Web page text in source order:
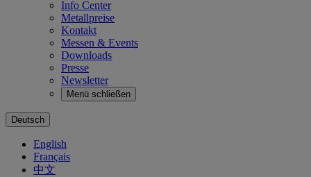
Info Center
Metallpreise
Kontakt
Messen & Events
Downloads
Presse
Newsletter
Menü schließen
Deutsch
English
Français
中文